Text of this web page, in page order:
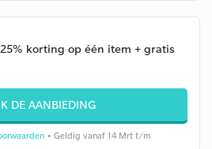
korting op één item + gratis
DE AANBIEDING
• Geldig vanaf 14 Mrt t/m